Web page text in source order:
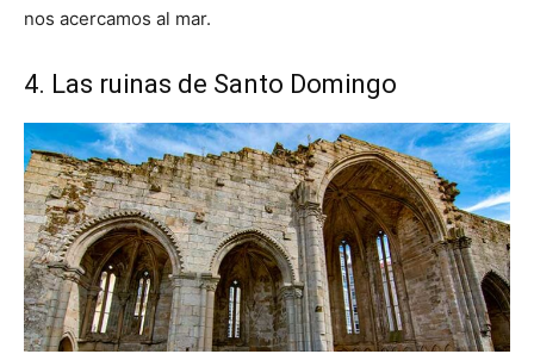
nos acercamos al mar.
4. Las ruinas de Santo Domingo